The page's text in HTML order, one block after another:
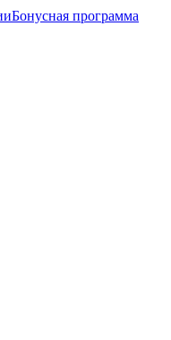
Бонусная программа